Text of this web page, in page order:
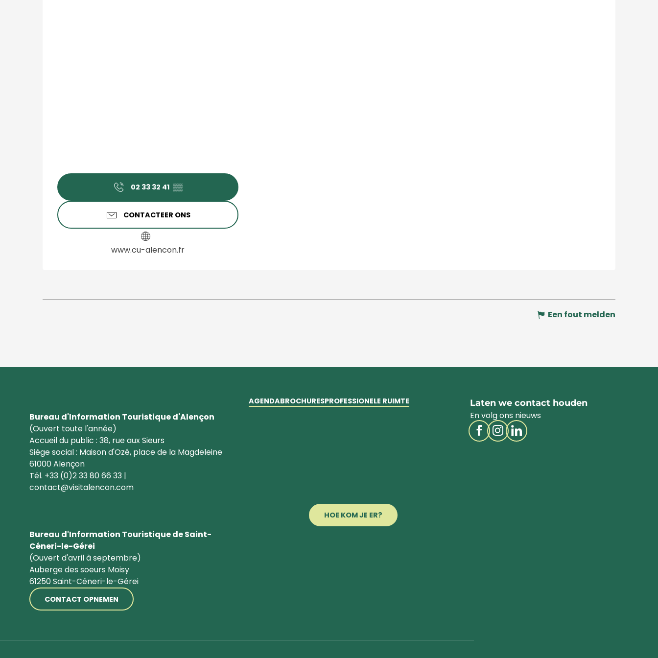
02 33 32 41 ▒▒
CONTACTEER ONS
www.cu-alencon.fr
Een fout melden
Bureau d'Information Touristique d'Alençon
(Ouvert toute l'année)
Accueil du public : 38, rue aux Sieurs
Siège social : Maison d'Ozé, place de la Magdeleine
61000 Alençon
Tél. +33 (0)2 33 80 66 33 |
contact@visitalencon.com
Bureau d'Information Touristique de Saint-
Céneri-le-Gérei
(Ouvert d'avril à septembre)
Auberge des soeurs Moisy
61250 Saint-Céneri-le-Gérei
CONTACT OPNEMEN
HOE KOM JE ER?
AGENDABROCHURESPROFESSIONELE RUIMTE Laten we contact houden
En volg ons nieuws